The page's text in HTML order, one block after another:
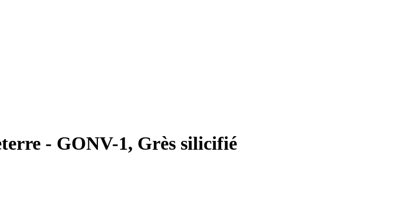
- GONV-1, Grès silicifié